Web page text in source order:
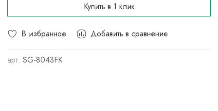
В избранное Добавить в сравнение
арт. SG-8043FK
Купить в 1 клик